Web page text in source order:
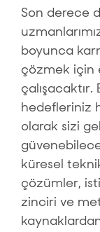
Son derece
boyunca
çözmek için
çalışacaktır.
hedefleriniz
olarak sizi
küresel
çözümler,
zinciri ve